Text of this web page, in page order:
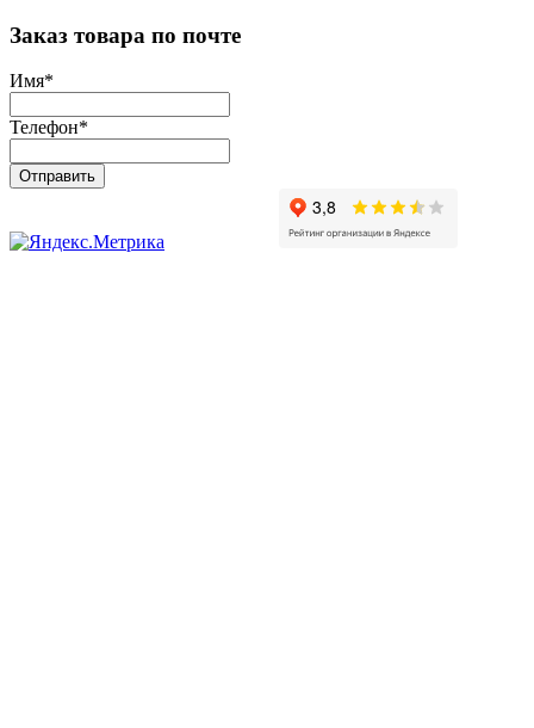
Заказ товара по почте
Имя*
Телефон*
Отправить